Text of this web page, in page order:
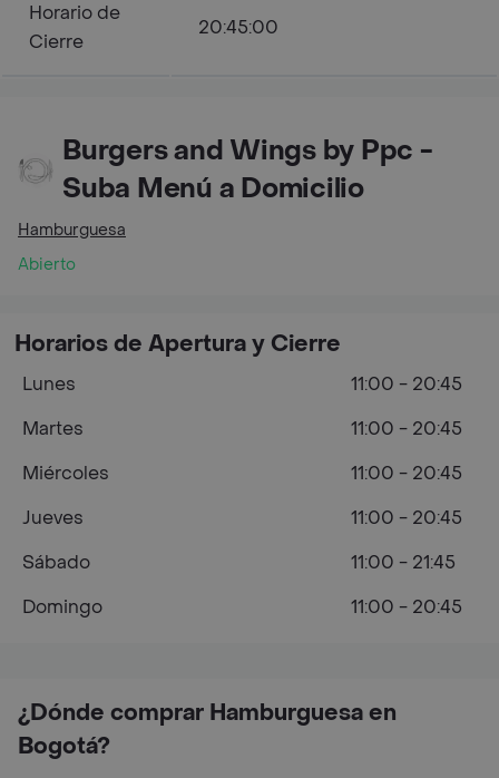
Horario de
Cierre
20:45:00
Burgers and Wings by Ppc -
Suba Menú a Domicilio
Hamburguesa
Abierto
¿Dónde comprar Hamburguesa en
Bogotá?
Horarios de Apertura y Cierre
Lunes
11:00 - 20:45
Martes
11:00 - 20:45
Miércoles
11:00 - 20:45
Jueves
11:00 - 20:45
Sábado
11:00 - 21:45
Domingo
11:00 - 20:45